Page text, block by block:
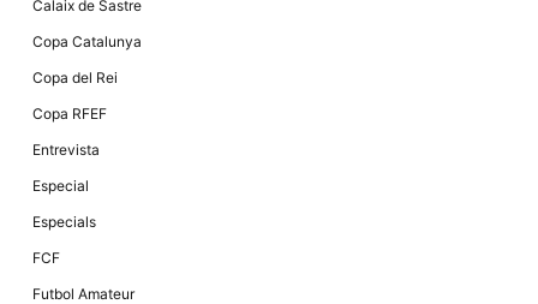
Calaix de Sastre
Copa Catalunya
Copa del Rei
Copa RFEF
Entrevista
Especial
Especials
FCF
Futbol Amateur